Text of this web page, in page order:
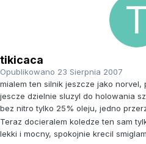
tikicaca
Opublikowano 23 Sierpnia 2007
mialem ten silnik jeszcze jako
jescze dzielnie sluzyl do holowania
bez nitro tylko 25% oleju, jedno
Teraz docieralem koledze ten sam
lekki i mocny, spokojnie krecil